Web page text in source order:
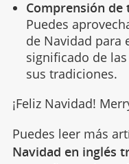
Comprensión de
Puedes
de Navidad para
significado de
sus tradiciones.
¡Feliz Navidad!
Puedes leer más
Navidad en inglés